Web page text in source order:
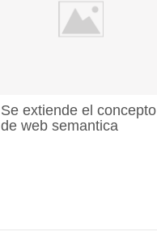
Se extiende el concepto
de web semantica